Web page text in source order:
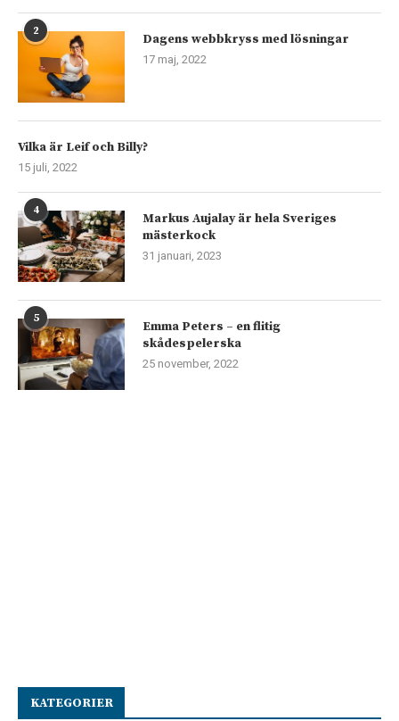
2 Dagens webbkryss med lösningar
17 maj, 2022
Vilka är Leif och Billy?
15 juli, 2022
4
Markus Aujalay är hela Sveriges
mästerkock
31 januari, 2023
5
Emma Peters – en flitig
skådespelerska
25 november, 2022
KATEGORIER